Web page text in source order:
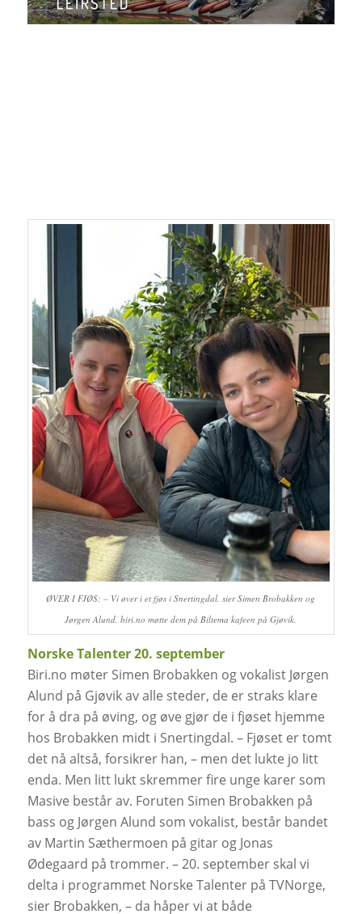
ØVER I FJØS: – Vi øver i et fjøs i Snertingdal, sier Simen Brobakken og
Jørgen Alund, biri.no møtte dem på Biltema kafeen på Gjøvik.
Norske Talenter 20. september
Biri.no møter Simen Brobakken og vokalist Jørgen
Alund på Gjøvik av alle steder, de er straks klare
for å dra på øving, og øve gjør de i fjøset hjemme
hos Brobakken midt i Snertingdal. – Fjøset er tomt
det nå altså, forsikrer han, – men det lukte jo litt
enda. Men litt lukt skremmer fire unge karer som
Masive består av. Foruten Simen Brobakken på
bass og Jørgen Alund som vokalist, består bandet
av Martin Sæthermoen på gitar og Jonas
Ødegaard på trommer. – 20. september skal vi
delta i programmet Norske Talenter på TVNorge,
sier Brobakken, – da håper vi at både